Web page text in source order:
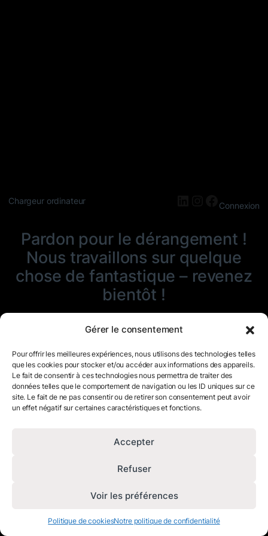
Gérer le consentement
Pour offrir les meilleures expériences, nous utilisons des technologies telles
que les cookies pour stocker et/ou accéder aux informations des appareils.
Le fait de consentir à ces technologies nous permettra de traiter des
données telles que le comportement de navigation ou les ID uniques sur ce
site. Le fait de ne pas consentir ou de retirer son consentement peut avoir
un effet négatif sur certaines caractéristiques et fonctions.
Accepter
Refuser
Voir les préférences
Politique de cookiesNotre politique de confidentialité
Chargeur ordinateur LinkedIn
Instagram
Connexion
Pardon pour le dérangement !
Nous travaillons sur quelque
chose de fantastique – revenez
bientôt !